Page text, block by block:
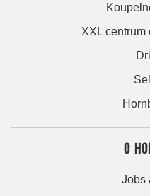
XXL
O
Jobs